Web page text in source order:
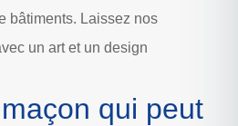
bâtiments. Laissez nos
un art et un design
qui peut